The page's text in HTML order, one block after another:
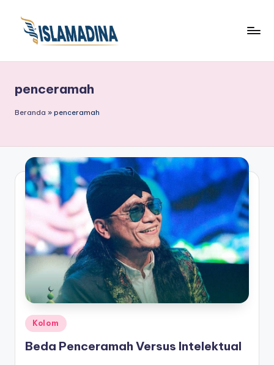
penceramah
Beranda » penceramah
Posted
in
Kolom
Beda Penceramah Versus Intelektual